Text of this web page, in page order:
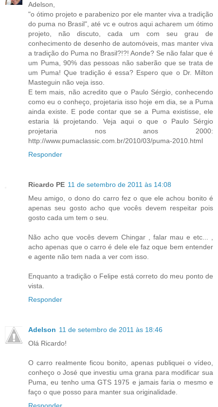
Adelson,
"o ótimo projeto e parabenizo por ele manter viva a tradição
do puma no Brasil", até vc e outros aqui acharem um ótimo
projeto, não discuto, cada um com seu grau de
conhecimento de desenho de automóveis, mas manter viva
a tradição do Puma no Brasil?!?! Aonde? Se não falar que é
um Puma, 90% das pessoas não saberão que se trata de
um Puma! Que tradição é essa? Espero que o Dr. Milton
Masteguin não veja isso.
E tem mais, não acredito que o Paulo Sérgio, conhecendo
como eu o conheço, projetaria isso hoje em dia, se a Puma
ainda existe. E pode contar que se a Puma existisse, ele
estaria lá projetando. Veja aqui o que o Paulo Sérgio
projetaria nos anos 2000:
http://www.pumaclassic.com.br/2010/03/puma-2010.html
Responder
Ricardo PE 11 de setembro de 2011 às 14:08
Meu amigo, o dono do carro fez o que ele achou bonito é
apenas seu gosto acho que vocês devem respeitar pois
gosto cada um tem o seu.
Não acho que vocês devem Chingar , falar mau e etc... ,
acho apenas que o carro é dele ele faz oque bem entender
e agente não tem nada a ver com isso.
Enquanto a tradição o Felipe está correto do meu ponto de
vista.
Responder
Adelson 11 de setembro de 2011 às 18:46
Olá Ricardo!
O carro realmente ficou bonito, apenas publiquei o vídeo,
conheço o José que investiu uma grana para modificar sua
Puma, eu tenho uma GTS 1975 e jamais faria o mesmo e
faço o que posso para manter sua originalidade.